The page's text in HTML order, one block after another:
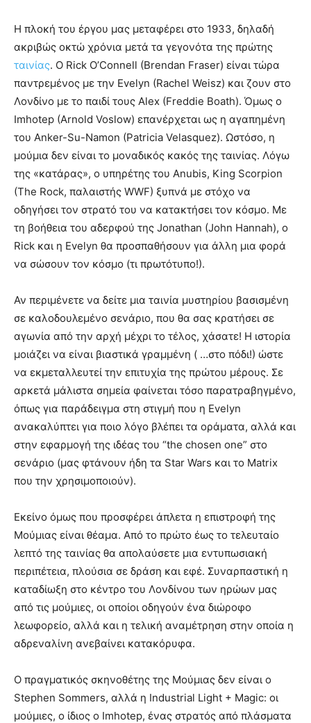
Η πλοκή του έργου μας μεταφέρει στο 1933, δηλαδή
ακριβώς οκτώ χρόνια μετά τα γεγονότα της πρώτης
ταινίας. Ο Rick O’Connell (Brendan Fraser) είναι τώρα
παντρεμένος με την Evelyn (Rachel Weisz) και ζουν στο
Λονδίνο με το παιδί τους Alex (Freddie Boath). Όμως ο
Imhotep (Arnold Voslow) επανέρχεται ως η αγαπημένη
του Anker-Su-Namon (Patricia Velasquez). Ωστόσο, η
μούμια δεν είναι το μοναδικός κακός της ταινίας. Λόγω
της «κατάρας», ο υπηρέτης του Anubis, King Scorpion
(The Rock, παλαιστής WWF) ξυπνά με στόχο να
οδηγήσει τον στρατό του να κατακτήσει τον κόσμο. Με
τη βοήθεια του αδερφού της Jonathan (John Hannah), ο
Rick και η Evelyn θα προσπαθήσουν για άλλη μια φορά
να σώσουν τον κόσμο (τι πρωτότυπο!).
Αν περιμένετε να δείτε μια ταινία μυστηρίου βασισμένη
σε καλοδουλεμένο σενάριο, που θα σας κρατήσει σε
αγωνία από την αρχή μέχρι το τέλος, χάσατε! Η ιστορία
μοιάζει να είναι βιαστικά γραμμένη ( …στο πόδι!) ώστε
να εκμεταλλευτεί την επιτυχία της πρώτου μέρους. Σε
αρκετά μάλιστα σημεία φαίνεται τόσο παρατραβηγμένο,
όπως για παράδειγμα στη στιγμή που η Evelyn
ανακαλύπτει για ποιο λόγο βλέπει τα οράματα, αλλά και
στην εφαρμογή της ιδέας του “the chosen one” στο
σενάριο (μας φτάνουν ήδη τα Star Wars και το Matrix
που την χρησιμοποιούν).
Εκείνο όμως που προσφέρει άπλετα η επιστροφή της
Μούμιας είναι θέαμα. Από το πρώτο έως το τελευταίο
λεπτό της ταινίας θα απολαύσετε μια εντυπωσιακή
περιπέτεια, πλούσια σε δράση και εφέ. Συναρπαστική η
καταδίωξη στο κέντρο του Λονδίνου των ηρώων μας
από τις μούμιες, οι οποίοι οδηγούν ένα διώροφο
λεωφορείο, αλλά και η τελική αναμέτρηση στην οποία η
αδρεναλίνη ανεβαίνει κατακόρυφα.
Ο πραγματικός σκηνοθέτης της Μούμιας δεν είναι ο
Stephen Sommers, αλλά η Industrial Light + Magic: οι
μούμιες, ο ίδιος ο Imhotep, ένας στρατός από πλάσματα